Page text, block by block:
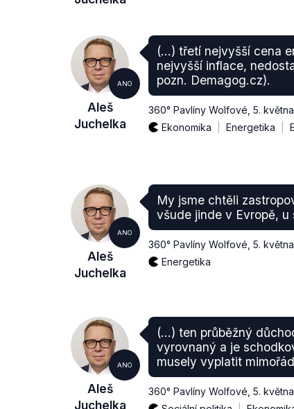
ANO
Aleš
Juchelka
(…) třetí nejvyšší cena
nejvyšší inflace,
pozn. Demagog.cz).
360° Pavlíny Wolfové 5.
Ekonomika
Energetika
ANO
Aleš
Juchelka
My jsme chtěli
všude jinde v Evropě,
360° Pavlíny Wolfové 5.
Energetika
ANO
Aleš
Juchelka
(…) ten průběžný
vyrovnaný a je
musely vyplatit
360° Pavlíny Wolfové 5.